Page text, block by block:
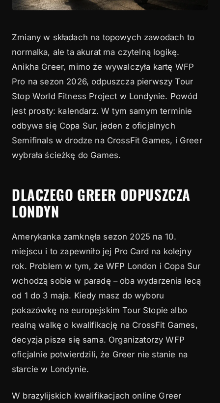
Zmiany w składach na topowych zawodach to
normalka, ale ta akurat ma czytelną logikę.
Anikha Greer, mimo że wywalczyła kartę WFP
Pro na sezon 2026, odpuszcza pierwszy Tour
Stop World Fitness Project w Londynie. Powód
jest prosty: kalendarz. W tym samym terminie
odbywa się Copa Sur, jeden z oficjalnych
Semifinals w drodze na CrossFit Games, i Greer
wybrała ścieżkę do Games.
DLACZEGO GREER ODPUSZCZA
LONDYN
Amerykanka zamknęła sezon 2025 na 10.
miejscu i to zapewniło jej Pro Card na kolejny
rok. Problem w tym, że WFP London i Copa Sur
wchodzą sobie w paradę – oba wydarzenia lecą
od 1 do 3 maja. Kiedy masz do wyboru
pokazówkę na europejskim Tour Stopie albo
realną walkę o kwalifikację na CrossFit Games,
decyzja pisze się sama. Organizatorzy WFP
oficjalnie potwierdzili, że Greer nie stanie na
starcie w Londynie.
W brazylijskich kwalifikacjach online Greer